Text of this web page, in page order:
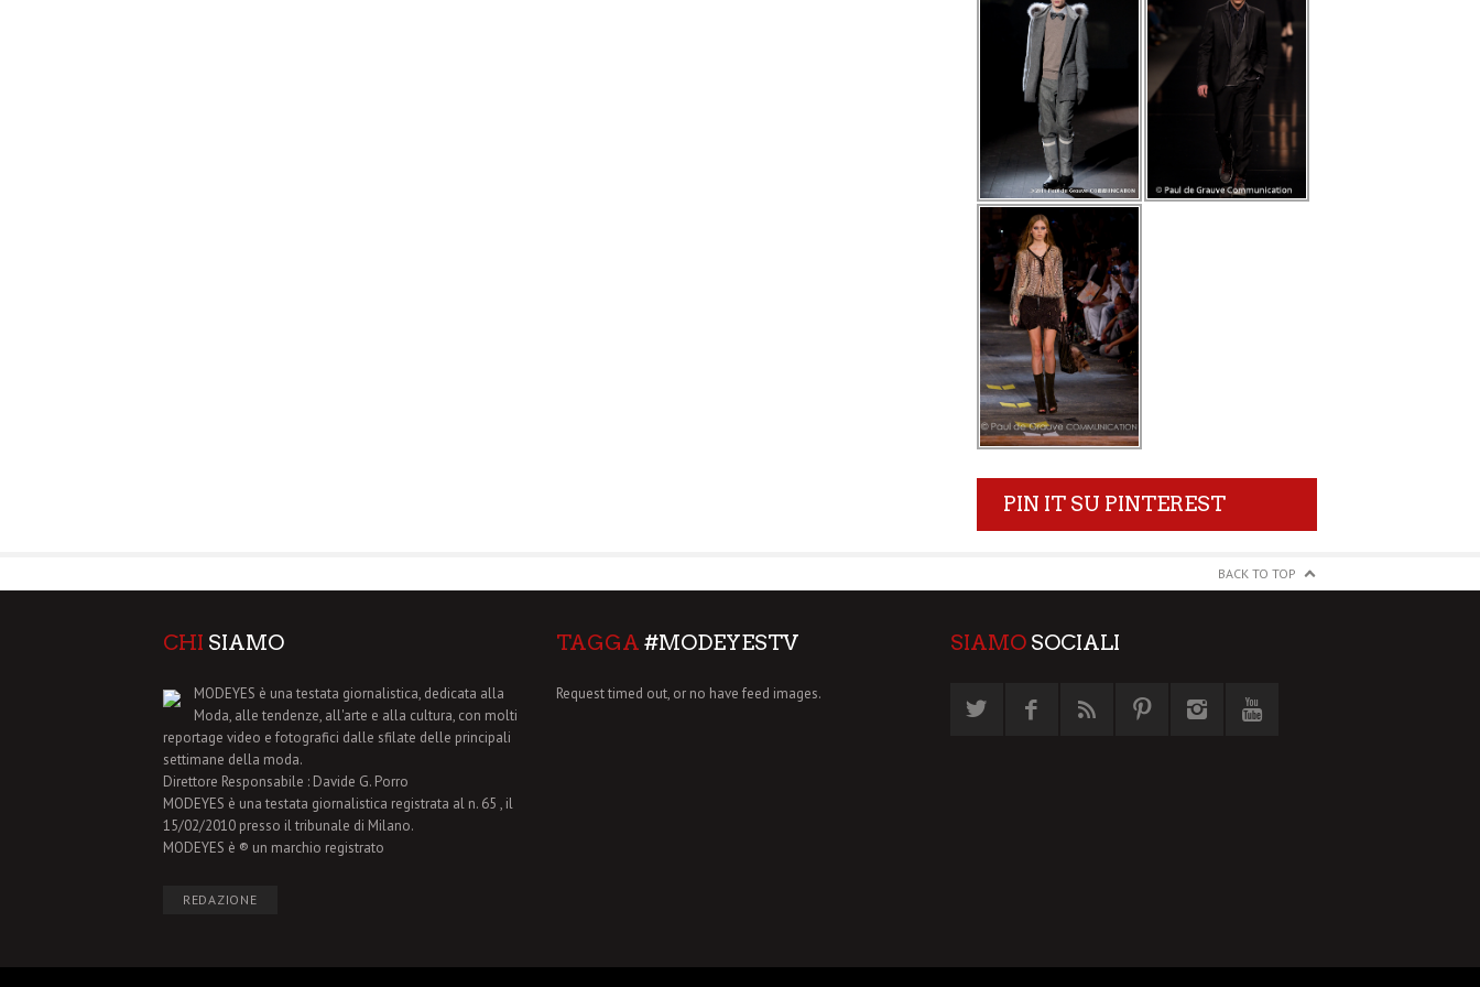
PIN IT SU PINTEREST
BACK TO TOP
CHI SIAMO
MODEYES è una testata giornalistica, dedicata alla
Moda, alle tendenze, all'arte e alla cultura, con molti
reportage video e fotografici dalle sfilate delle principali
settimane della moda.
Direttore Responsabile : Davide G. Porro
MODEYES è una testata giornalistica registrata al n. 65 , il
15/02/2010 presso il tribunale di Milano.
MODEYES è ® un marchio registrato
REDAZIONE
TAGGA #MODEYESTV
Request timed out, or no have feed images.
SIAMOSOCIALI